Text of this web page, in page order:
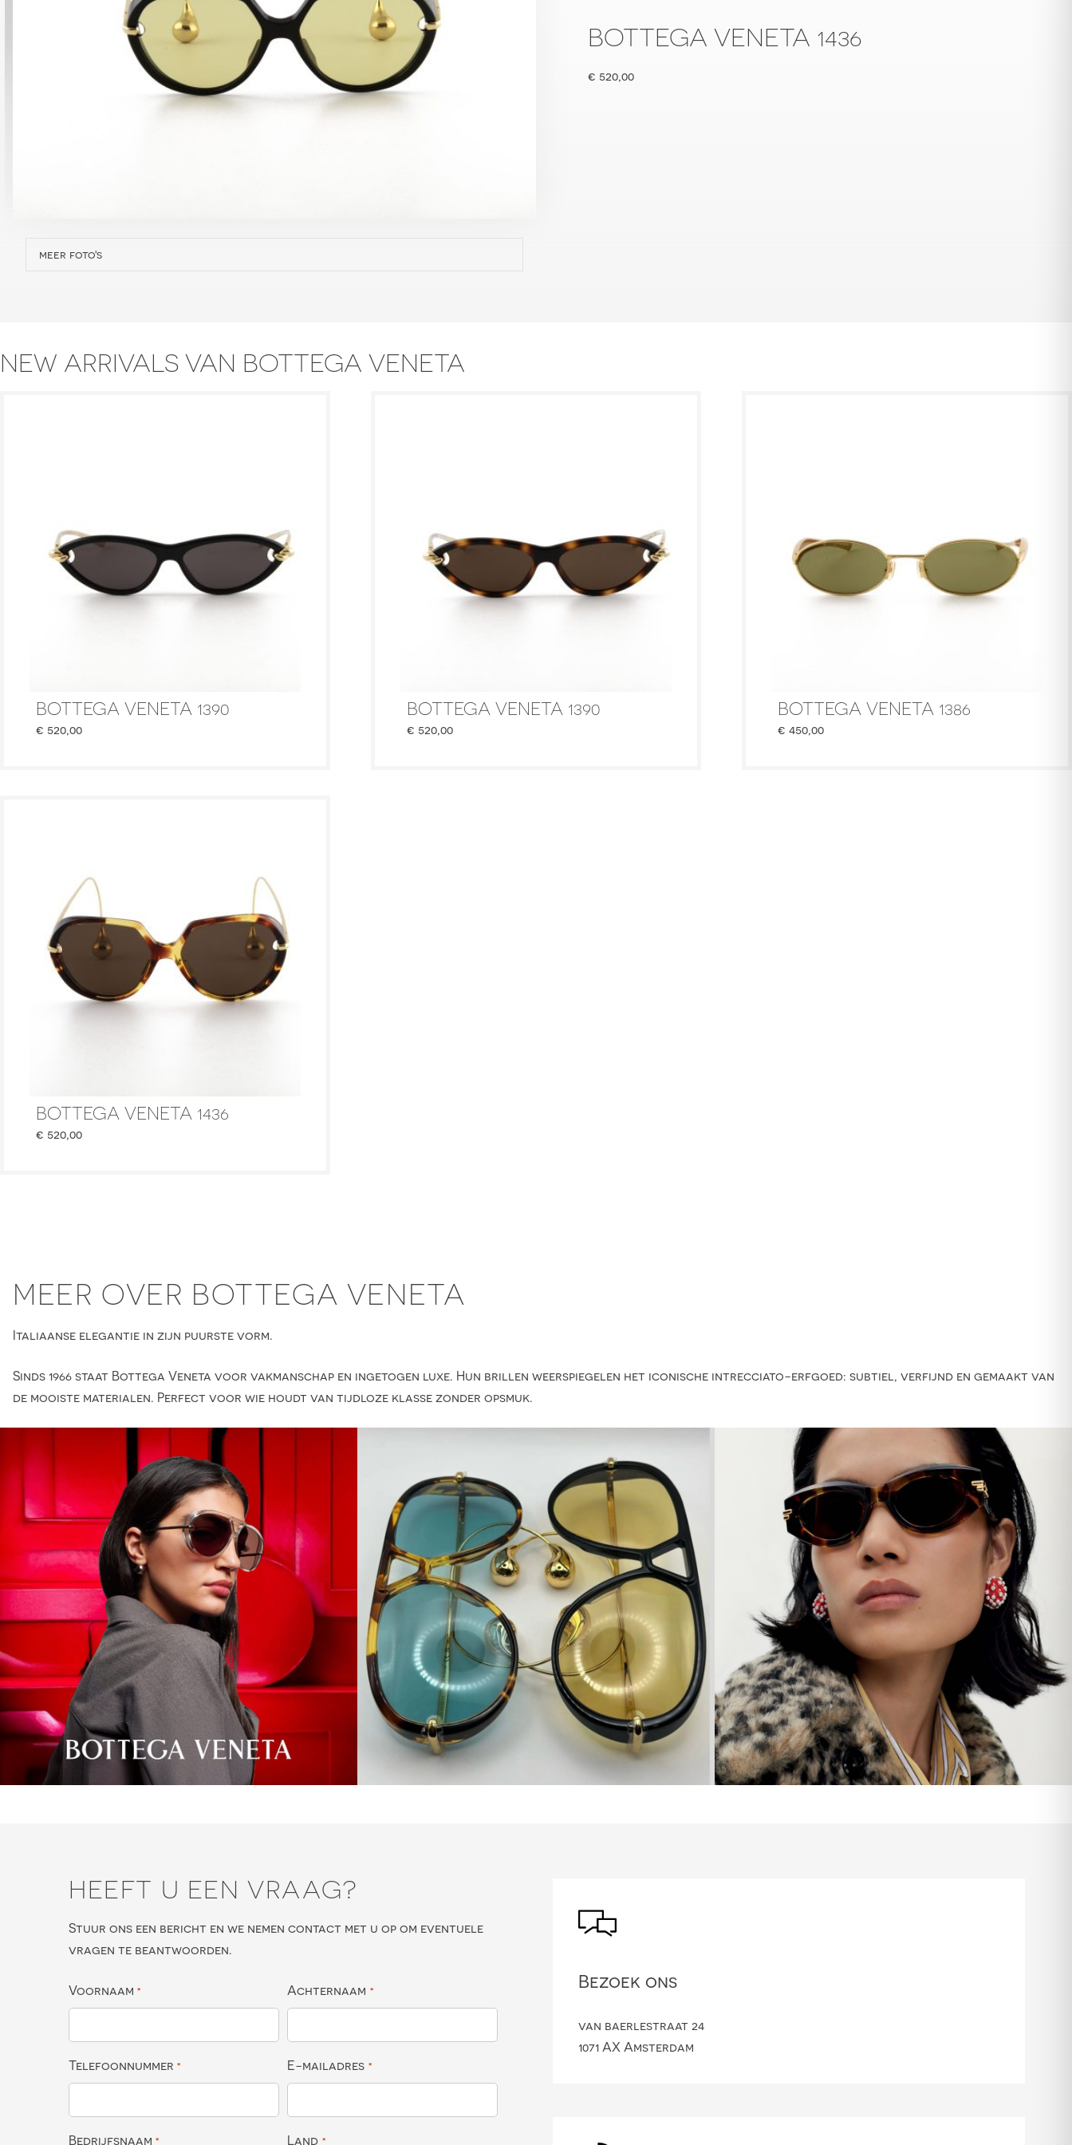
meer foto's
BOTTEGA VENETA 1436
€ 520,00
NEW ARRIVALS VAN BOTTEGA VENETA
BOTTEGA VENETA 1390
€ 520,00
BOTTEGA VENETA 1390
€ 520,00
BOTTEGA VENETA 1386
€ 450,00
BOTTEGA VENETA 1436
€ 520,00
MEER OVER BOTTEGA VENETA
Italiaanse elegantie in zijn puurste vorm.
Sinds 1966 staat Bottega Veneta voor vakmanschap en ingetogen luxe. Hun brillen weerspiegelen het iconische intrecciato-erfgoed: subtiel, verfijnd en gemaakt van
de mooiste materialen. Perfect voor wie houdt van tijdloze klasse zonder opsmuk.
HEEFT U EEN VRAAG?
Stuur ons een bericht en we nemen contact met u op om eventuele
vragen te beantwoorden.
Voornaam * Achternaam *
Telefoonnummer * E-mailadres *
Bedrijfsnaam * Land *
Bezoek ons
van baerlestraat 24
1071 AX Amsterdam